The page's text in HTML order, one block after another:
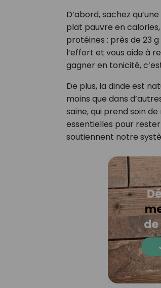
D’abord, sachez
plat pauvre en
protéines : près de 23
l’effort et vous aide à
gagner en tonicité,
De plus, la dinde est
moins que dans
saine, qui prend soin
essentielles pour
soutiennent notre